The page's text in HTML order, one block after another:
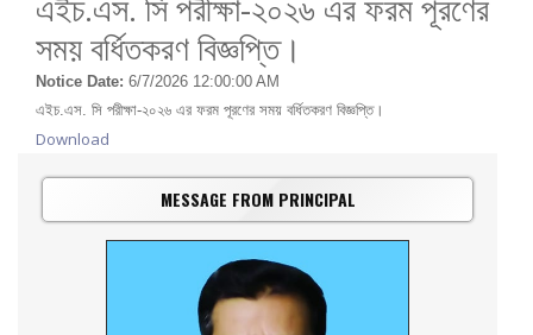
সময় বর্ধিতকরণ বিজ্ঞপ্তি।
Notice Date: 6/7/2026 12:00:00 AM
এইচ.এস. সি পরীক্ষা-২০২৬ এর ফরম পূরণের সময় বর্ধিতকরণ বিজ্ঞপ্তি।
Download
MESSAGE FROM PRINCIPAL